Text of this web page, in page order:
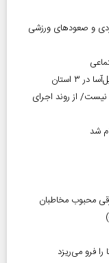
و صعودهای ورزشی
از روند اجرای
شد
محبوب مخاطبان
فرو می‌ریزد